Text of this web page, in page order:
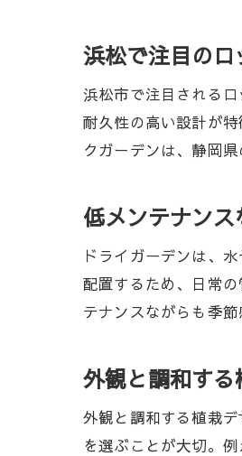
浜松で注目の
浜松市で注目される
耐久性の高い設計が
クガーデンは、静岡
低メンテナン
ドライガーデンは、
配置するため、日常
テナンスながらも季
外観と調和す
外観と調和する植栽
を選ぶことが大切。